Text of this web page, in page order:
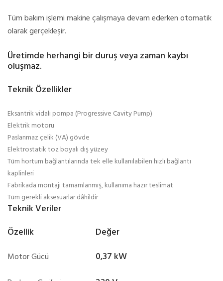
Tüm bakım işlemi makine çalışmaya devam ederken otomatik
olarak gerçekleşir.
Üretimde herhangi bir duruş veya zaman kaybı
oluşmaz.
Teknik Özellikler
Eksantrik vidalı pompa (Progressive Cavity Pump)
Elektrik motoru
Paslanmaz çelik (VA) gövde
Elektrostatik toz boyalı dış yüzey
Tüm hortum bağlantılarında tek elle kullanılabilen hızlı bağlantı
kaplinleri
Fabrikada montajı tamamlanmış, kullanıma hazır teslimat
Tüm gerekli aksesuarlar dâhildir
Teknik Veriler
Özellik
Değer
Motor Gücü 0,37 kW